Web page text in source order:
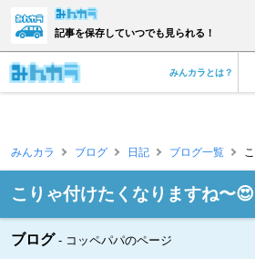
記事を保存していつでも見られる！
みんカラとは？
みんカラ ブログ 日記 ブログ一覧
こりゃ付けたくなりますね〜
ブログ コッペパパのページ